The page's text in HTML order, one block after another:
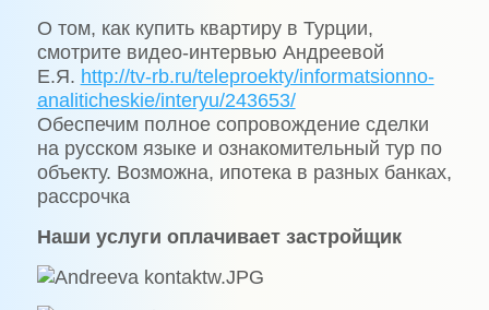
О том, как купить квартиру в Турции,
смотрите видео-интервью Андреевой
Е.Я. http://tv-rb.ru/teleproekty/informatsionno-
analiticheskie/interyu/243653/
Обеспечим полное сопровождение сделки
на русском языке и ознакомительный тур по
объекту. Возможна, ипотека в разных банках,
рассрочка
Наши услуги оплачивает застройщик